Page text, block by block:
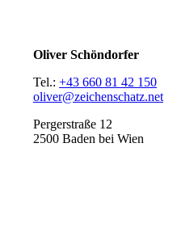
Oliver Schöndorfer
Tel.: +43 660 81 42 150
oliver@zeichenschatz.net
Pergerstraße 12
2500 Baden bei Wien